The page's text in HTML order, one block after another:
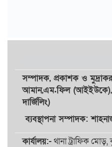
সম্পাদক, প্রকাশকওমুদ্রাকর
আমান,এম.ফিল
দার্জিলিং)
ব্যবস্থাপনা সম্পাদক:
কার্যালয়:-থানা ট্রাফিক মোড়,